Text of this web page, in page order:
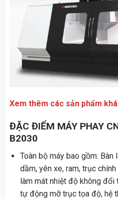
Xem thêm các sản phẩm
ĐẶC ĐIỂM MÁY PHAY
B2030
Toàn bộ máy bao gồm:
dầm, yên xe, ram, trục
làm mát nhiệt độ không đổi
tự động mỡ trục tọa độ, hệ